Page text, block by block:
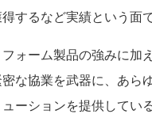
するなど実績という面
ォーム製品の強みに加
な協業を武器に、あら
ーションを提供している